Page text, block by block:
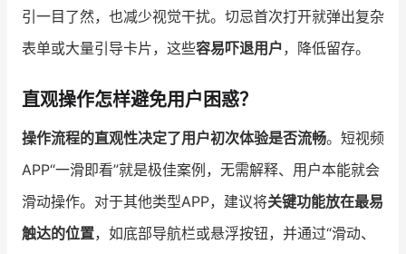
引一目了然，也减少视觉干扰。切忌首次打开就弹出复杂
表单或大量引导卡片，这些容易吓退用户，降低留存。
直观操作怎样避免用户困惑？
操作流程的直观性决定了用户初次体验是否流畅。短视频
APP“一滑即看”就是极佳案例，无需解释、用户本能就会
滑动操作。对于其他类型APP，建议将关键功能放在最易
触达的位置，如底部导航栏或悬浮按钮，并通过“滑动、